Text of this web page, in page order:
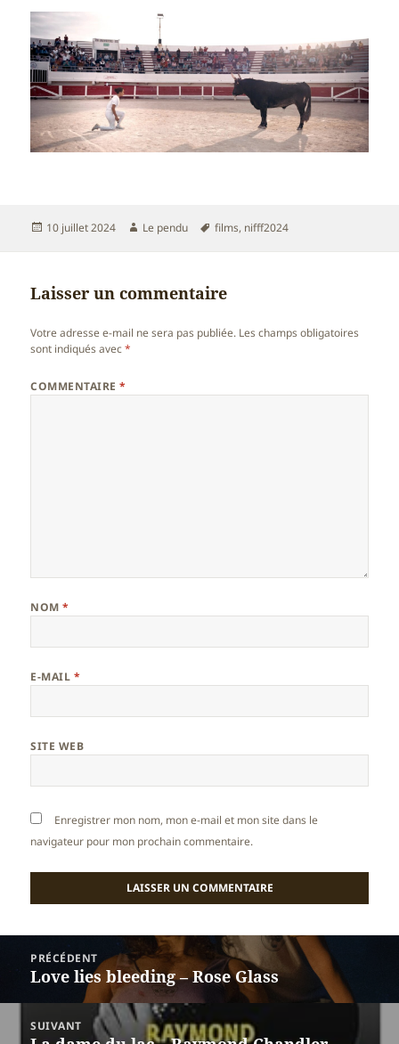
Publié
10 juillet 2024 Auteur
Le pendu
Mots-
films, nifff2024
Laisser un commentaire
Votre adresse e-mail ne sera pas publiée. Les champs obligatoires
sont indiqués avec*
COMMENTAIRE*
NOM*
E-MAIL *
SITE WEB
Enregistrer mon nom, mon e-mail et mon site dans le
navigateur pour mon prochain commentaire.
Navigation
l’article
PRÉCÉDENT
Article
précédent :
Love lies bleeding – Rose Glass
SUIVANT